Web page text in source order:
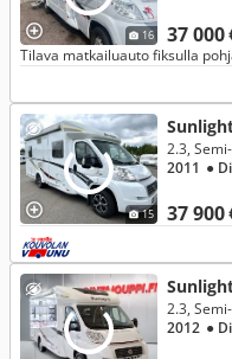
16 37 000
Tilava matkailuauto fiksulla
15 37 900
2011 ●
2012 ●